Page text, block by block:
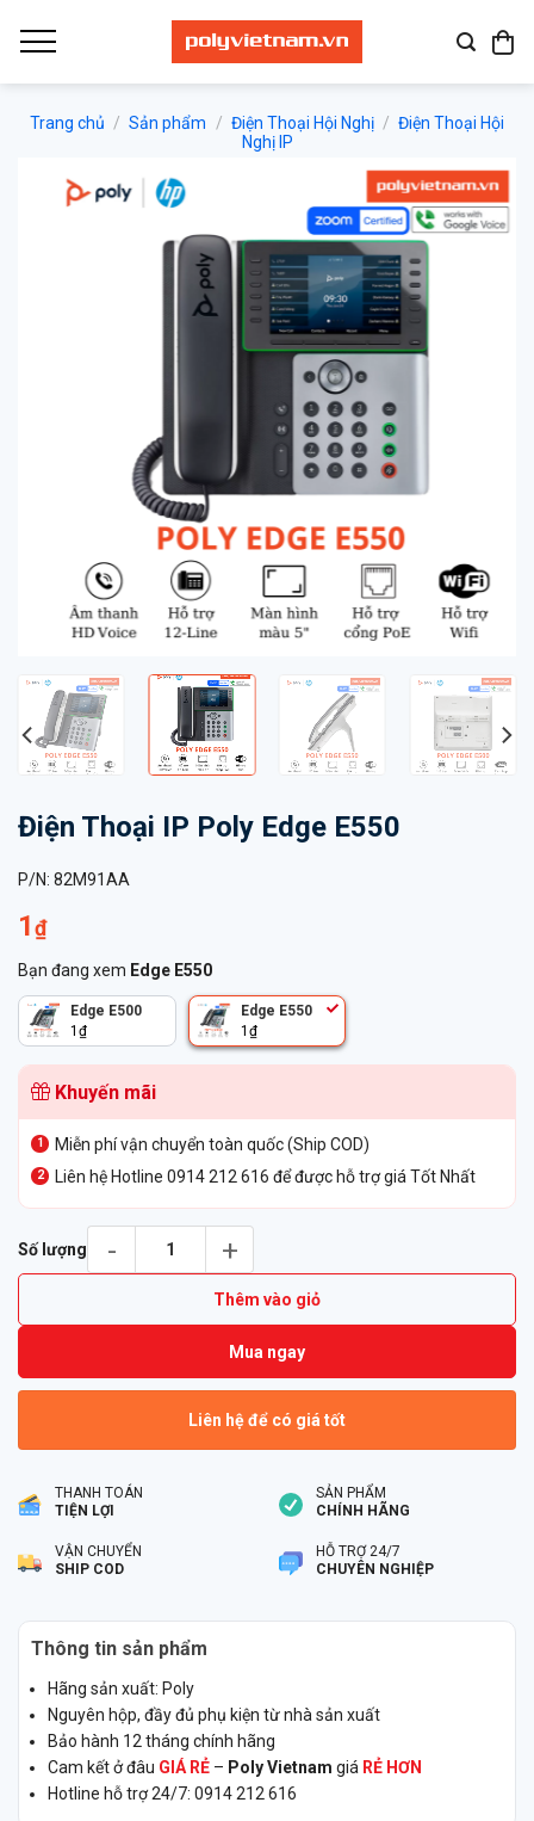
qua
Trang chủ / Sản phẩm / Điện Thoại Hội Nghị / Điện Thoại Hội
Nghị IP
Điện Thoại IP Poly Edge E550
P/N: 82M91AA
1₫
Bạn đang xem Edge E550
Edge E500
1 ₫
Edge E550
1 ₫
Khuyến mãi
Miễn phí vận chuyển toàn quốc (Ship COD)
Liên hệ Hotline 0914 212 616 để được hỗ trợ giá Tốt Nhất
Số lượng
Thêm vào giỏ
Mua ngay
Liên hệ để có giá tốt
THANH TOÁN
TIỆN LỢI
SẢN PHẨM
CHÍNH HÃNG
VẬN CHUYỂN
SHIP COD
HỖ TRỢ 24/7
CHUYÊN NGHIỆP
Thông tin sản phẩm
Hãng sản xuất: Poly
Nguyên hộp, đầy đủ phụ kiện từ nhà sản xuất
Bảo hành 12 tháng chính hãng
Cam kết ở đâu GIÁ RẺ – Poly Vietnam giá RẺ HƠN
Hotline hỗ trợ 24/7: 0914 212 616